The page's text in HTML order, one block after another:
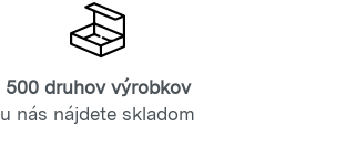
500 druhov výrobkov
u nás nájdete skladom